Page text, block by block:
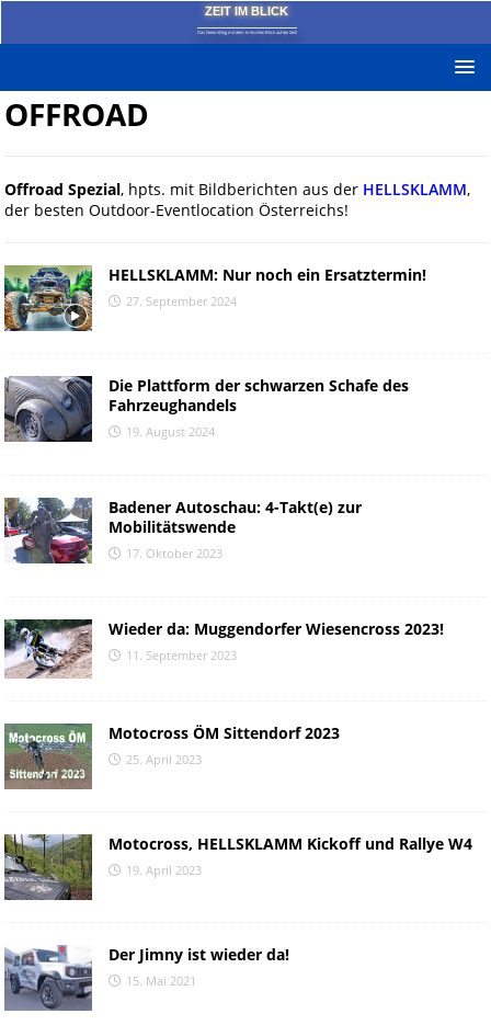
ZEIT IM BLICK
Das News-Blog mit dem kritischen Blick auf die Zeit!
OFFROAD
Offroad Spezial, hpts. mit Bildberichten aus der HELLSKLAMM,
der besten Outdoor-Eventlocation Österreichs!
HELLSKLAMM: Nur noch ein Ersatztermin!
27. September 2024
Die Plattform der schwarzen Schafe des
Fahrzeughandels
19. August 2024
Badener Autoschau: 4-Takt(e) zur
Mobilitätswende
17. Oktober 2023
Wieder da: Muggendorfer Wiesencross 2023!
11. September 2023
Motocross ÖM Sittendorf 2023
25. April 2023
Motocross, HELLSKLAMM Kickoff und Rallye W4
19. April 2023
Der Jimny ist wieder da!
15. Mai 2021